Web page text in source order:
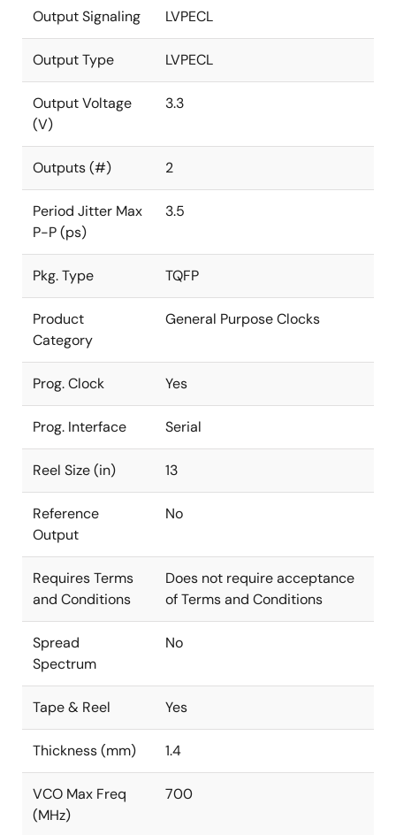
Output Signaling LVPECL
Output Type LVPECL
Output Voltage
(V)
3.3
Outputs (#) 2
Period Jitter Max
P-P (ps)
3.5
Pkg. Type TQFP
Product
Category
General Purpose Clocks
Prog. Clock Yes
Prog. Interface Serial
Reel Size (in) 13
Reference
Output
No
Requires Terms
and Conditions
Does not require acceptance
of Terms and Conditions
Spread
Spectrum
No
Tape & Reel Yes
Thickness (mm) 1.4
VCO Max Freq
(MHz)
700